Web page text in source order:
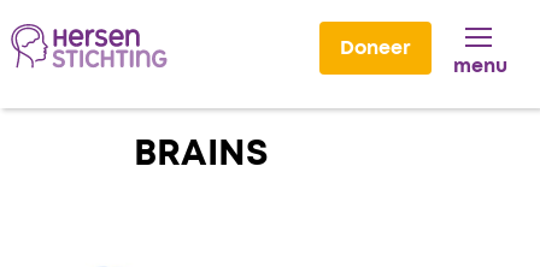
Doneer
menu
Lees voor
BRAINS